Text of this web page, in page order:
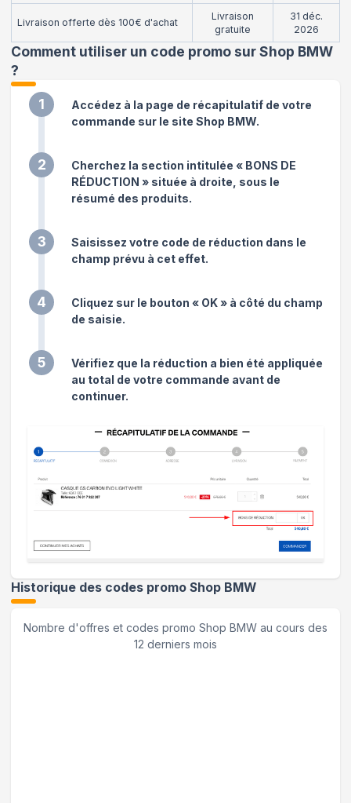
Livraison offerte dès 100€ d'achat
Livraison
gratuite
31 déc.
2026
Comment utiliser un code promo sur Shop BMW
?
1
Accédez à la page de récapitulatif de votre
commande sur le site Shop BMW.
2
Cherchez la section intitulée « BONS DE
RÉDUCTION » située à droite, sous le
résumé des produits.
3
Saisissez votre code de réduction dans le
champ prévu à cet effet.
4
Cliquez sur le bouton « OK » à côté du champ
de saisie.
5
Vérifiez que la réduction a bien été appliquée
au total de votre commande avant de
continuer.
Historique des codes promo Shop BMW
Nombre d'offres et codes promo Shop BMW au cours des
12 derniers mois